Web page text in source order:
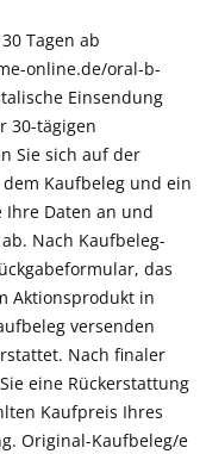
Tagen ab
online.de/oral-b-
Einsendung
30-tägigen
Sie sich auf der
Kaufbeleg und ein
Ihre Daten an und
Nach Kaufbeleg-
das
Aktionsprodukt in
versenden
Nach finaler
eine Rückerstattung
Kaufpreis Ihres
Original-Kaufbeleg/e